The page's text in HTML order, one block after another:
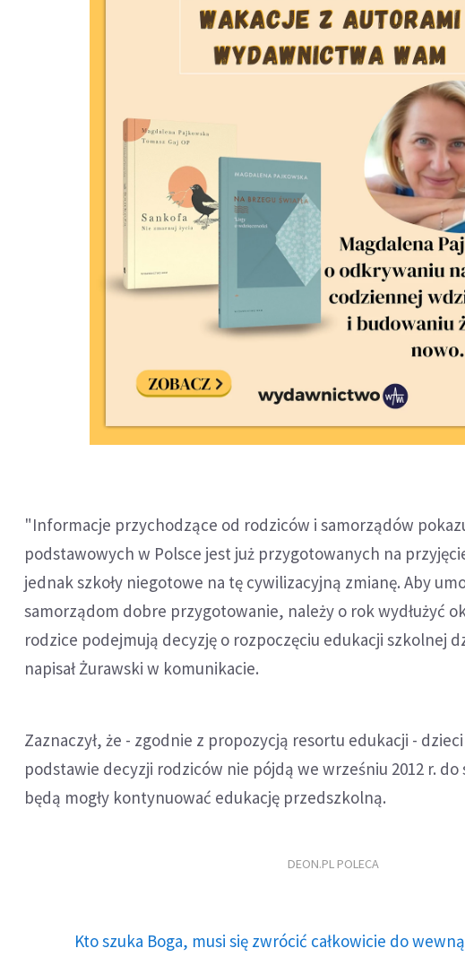
"Informacje przychodzące od rodziców i samorządów
podstawowych w Polsce jest już przygotowanych na
jednak szkoły niegotowe na tę cywilizacyjną zmianę. Aby
samorządom dobre przygotowanie, należy o rok wydłużyć
rodzice podejmują decyzję o rozpoczęciu edukacji szkolnej
napisał Żurawski w komunikacie.
Zaznaczył, że - zgodnie z propozycją resortu edukacji -
podstawie decyzji rodziców nie pójdą we wrześniu 2012 r. do
będą mogły kontynuować edukację przedszkolną.
DEON.PL POLECA
Kto szuka Boga, musi się zwrócić całkowicie do